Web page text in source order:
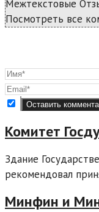
Межтекстовые
Посмотреть все
Комитет
Здание
рекомендовал
Минфин и